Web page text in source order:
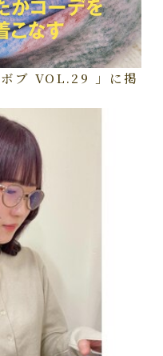
ブ VOL.29 」に掲